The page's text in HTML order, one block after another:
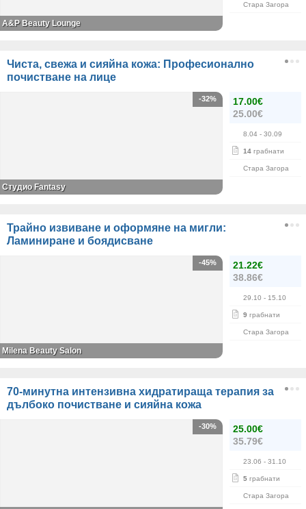
Стара Загора
A&P Beauty Lounge
Чиста, свежа и сияйна кожа: Професионално
почистване на лице
17.00€
25.00€
8.04 - 30.09
14 грабнати
Стара Загора
-32%
Студио Fantasy
Трайно извиване и оформяне на мигли:
Ламиниране и боядисване
21.22€
38.86€
29.10 - 15.10
9 грабнати
Стара Загора
-45%
Milena Beauty Salon
70-минутна интензивна хидратираща терапия за
дълбоко почистване и сияйна кожа
25.00€
35.79€
23.06 - 31.10
5 грабнати
Стара Загора
-30%